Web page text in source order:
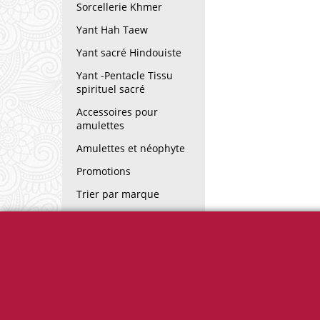
Sorcellerie Khmer
Yant Hah Taew
Yant sacré Hindouiste
Yant -Pentacle Tissu
spirituel sacré
Accessoires pour
amulettes
Amulettes et néophyte
Promotions
Trier par marque